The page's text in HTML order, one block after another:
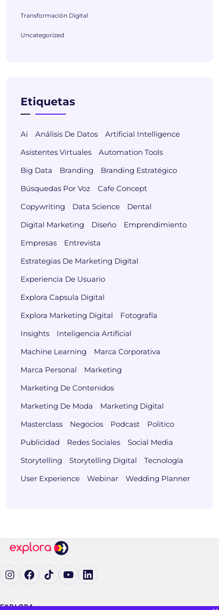
Transformación Digital
Uncategorized
Etiquetas
Ai Análisis De Datos
Artificial Intelligence
Asistentes Virtuales
Automation Tools
Big Data
Branding
Branding Estratégico
Búsquedas Por Voz
Cafe Concept
Copywriting
Data Science
Dental
Digital Marketing
Diseño
Emprendimiento
Empresas
Entrevista
Estrategias De Marketing Digital
Experiencia De Usuario
Explora Capsula Digital
Explora Marketing Digital
Fotografía
Insights
Inteligencia Artificial
Machine Learning
Marca Corporativa
Marca Personal
Marketing
Marketing De Contenidos
Marketing De Moda
Marketing Digital
Masterclass
Negocios Podcast
Politico
Publicidad
Redes Sociales
Social Media
Storytelling
Storytelling Digital
Tecnología
User Experience
Webinar Wedding Planner
Ig (se abre en una pestaña nueva)
Fb (se abre en una pestaña nueva)
tK (se abre en una pestaña nueva)
yT (se abre en una pestaña nueva)
in (se abre en una pestaña nueva)
EXPLORA